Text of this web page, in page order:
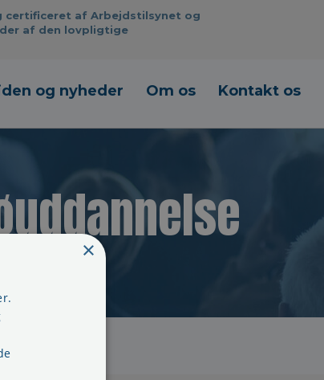
certificeret af Arbejdstilsynet og
af den lovpligtige
og nyheder Om os Kontakt os
×